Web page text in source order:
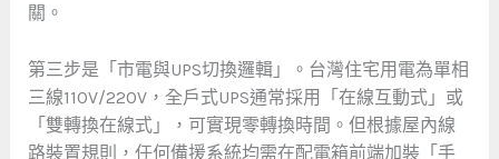
關。
第三步是「市電與UPS切換邏輯」。台灣住宅用電為單相
三線110V/220V，全戶式UPS通常採用「在線互動式」或
「雙轉換在線式」，可實現零轉換時間。但根據屋內線
路裝置規則，任何備援系統均需在配電箱前端加裝「手